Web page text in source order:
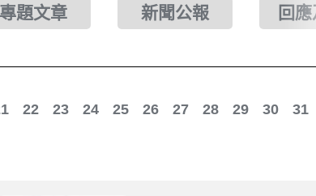
專題文章 新聞公報 回應
22 23 24 25 26 27 28 29 30 31